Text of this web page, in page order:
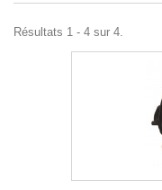
Résultats 1 - 4 sur 4.